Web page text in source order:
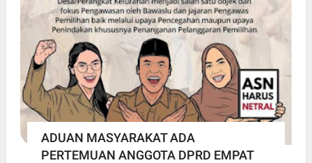
ADUAN MASYARAKAT ADA
PERTEMUAN ANGGOTA DPRD EMPAT